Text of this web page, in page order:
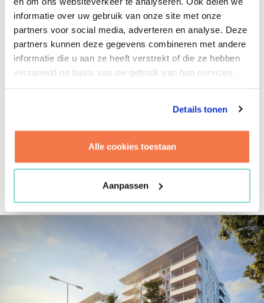
informatie over uw gebruik van onze site met onze
partners voor social media, adverteren en analyse. Deze
partners kunnen deze gegevens combineren met andere
informatie die u aan ze heeft verstrekt of die ze hebben
verzameld op basis van uw gebruik van hun services.
Details tonen
Alle cookies toestaan
Aanpassen
ROTTERDAM
BEZOEKADRES
Groot Handelsgebouw
Stationsplein 45, unit A6.002
CONTACT@BRINK.NL
ROUTEBESCHRIJVING